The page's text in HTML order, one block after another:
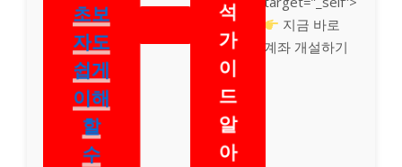
초보
자도
쉽게
이해
할
수
석
가
이
드
알
아
지금 바로
계좌 개설하기